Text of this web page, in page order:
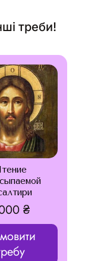
треби!
₴